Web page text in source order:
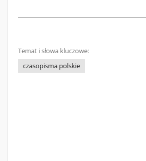
Temat i słowa kluczowe:
czasopisma polskie